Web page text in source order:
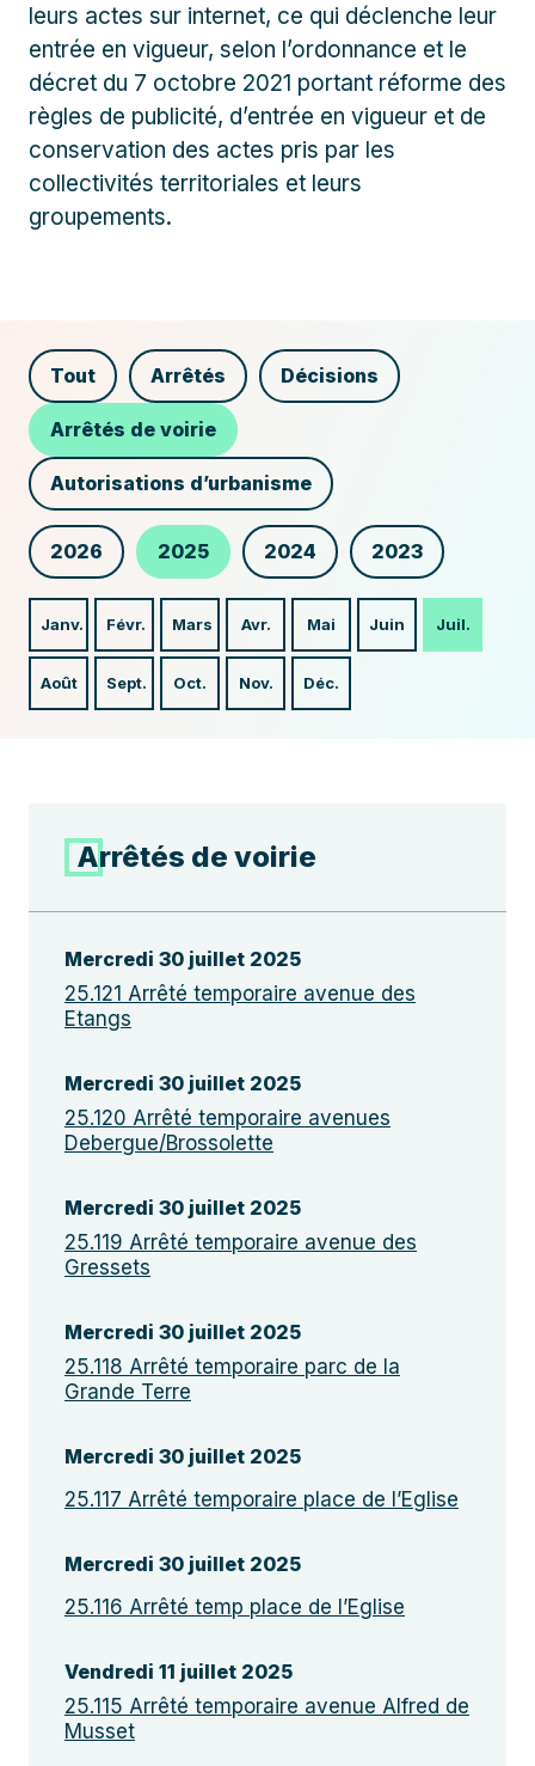
leurs actes sur internet, ce qui déclenche leur
entrée en vigueur, selon l’ordonnance et le
décret du 7 octobre 2021 portant réforme des
règles de publicité, d’entrée en vigueur et de
conservation des actes pris par les
collectivités territoriales et leurs
groupements.
Tout Arrêtés Décisions
Arrêtés de voirie
Autorisations d’urbanisme
2026 2025 2024 2023
Janv. Févr. Mars Avr. Mai Juin Juil.
Août Sept. Oct. Nov. Déc.
Arrêtés de voirie
Mercredi 30 juillet 2025
25.121 Arrêté temporaire avenue des
Etangs
Mercredi 30 juillet 2025
25.120 Arrêté temporaire avenues
Debergue/Brossolette
Mercredi 30 juillet 2025
25.119 Arrêté temporaire avenue des
Gressets
Mercredi 30 juillet 2025
25.118 Arrêté temporaire parc de la
Grande Terre
Mercredi 30 juillet 2025
25.117 Arrêté temporaire place de l’Eglise
Mercredi 30 juillet 2025
25.116 Arrêté temp place de l’Eglise
Vendredi 11 juillet 2025
25.115 Arrêté temporaire avenue Alfred de
Musset